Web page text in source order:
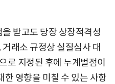
받고도 당장 상장적격성
래소 규정상 실질심사 대
로 지정된 후에 누계벌점이
영향을 미칠 수 있는 사항